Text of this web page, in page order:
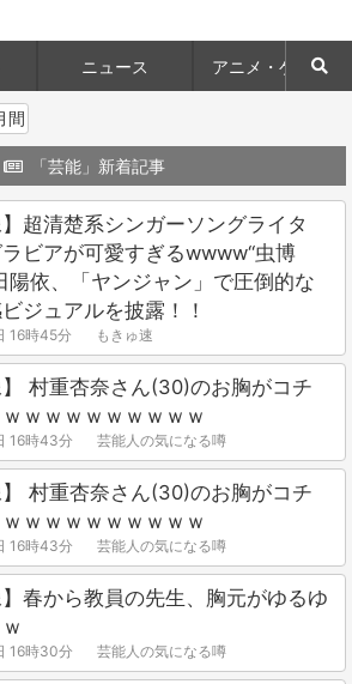
ニュース アニメ・ゲーム
間
「芸能」新着記事
】超清楚系シンガーソングライタ
ビアが可愛すぎるwwww“虫博
陽依、「ヤンジャン」で圧倒的な
ジュアルを披露！！
16時45分 もきゅ速
】 村重杏奈さん(30)のお胸がコチ
ｗｗｗｗｗｗｗｗｗ
16時43分 芸能人の気になる噂
】 村重杏奈さん(30)のお胸がコチ
ｗｗｗｗｗｗｗｗｗ
16時43分 芸能人の気になる噂
】春から教員の先生、胸元がゆるゆ
16時30分 芸能人の気になる噂